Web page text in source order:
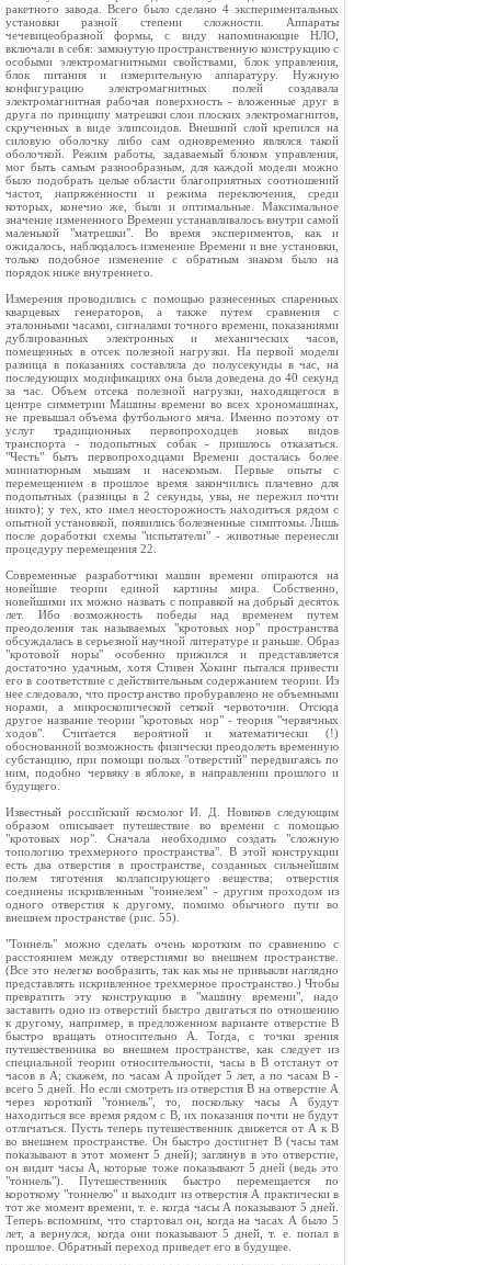
ракетного завода. Всего было сделано 4 экспериментальных
установки разной степени сложности. Аппараты
чечевицеобразной формы, с виду напоминающие НЛО,
включали в себя: замкнутую пространственную конструкцию с
особыми электромагнитными свойствами, блок управления,
блок питания и измерительную аппаратуру. Нужную
конфигурацию электромагнитных полей создавала
электромагнитная рабочая поверхность - вложенные друг в
друга по принципу матрешки слои плоских электромагнитов,
скрученных в виде элипсоидов. Внешний слой крепился на
силовую оболочку либо сам одновременно являлся такой
оболочкой. Режим работы, задаваемый блоком управления,
мог быть самым разнообразным, для каждой модели можно
было подобрать целые области благоприятных соотношений
частот, напряженности и режима переключения, среди
которых, конечно же, были и оптимальные. Максимальное
значение измененного Времени устанавливалось внутри самой
маленькой "матрешки". Во время экспериментов, как и
ожидалось, наблюдалось изменение Времени и вне установки,
только подобное изменение с обратным знаком было на
порядок ниже внутреннего.
Измерения проводились с помощью разнесенных спаренных
кварцевых генераторов, а также путем сравнения с
эталонными часами, сигналами точного времени, показаниями
дублированных электронных и механических часов,
помещенных в отсек полезной нагрузки. На первой модели
разница в показаниях составляла до полусекунды в час, на
последующих модификациях она была доведена до 40 секунд
за час. Объем отсека полезной нагрузки, находящегося в
центре симметрии Машины времени во всех хрономашинах,
не превышал объема футбольного мяча. Именно поэтому от
услуг традиционных первопроходцев новых видов
транспорта - подопытных собак - пришлось отказаться.
"Честь" быть первопроходцами Времени досталась более
миниатюрным мышам и насекомым. Первые опыты с
перемещением в прошлое время закончились плачевно для
подопытных (разницы в 2 секунды, увы, не пережил почти
никто); у тех, кто имел неосторожность находиться рядом с
опытной установкой, появились болезненные симптомы. Лишь
после доработки схемы "испытатели" - животные перенесли
процедуру перемещения 22.
Современные разработчики машин времени опираются на
новейшие теории единой картины мира. Собственно,
новейшими их можно назвать с поправкой на добрый десяток
лет. Ибо возможность победы над временем путем
преодоления так называемых "кротовых нор" пространства
обсуждалась в серьезной научной литературе и раньше. Образ
"кротовой норы" особенно прижился и представляется
достаточно удачным, хотя Стивен Хокинг пытался привести
его в соответствие с действительным содержанием теории. Из
нее следовало, что пространство пробуравлено не объемными
норами, а микроскопической сеткой червоточин. Отсюда
другое название теории "кротовых нор" - теория "червячных
ходов". Считается вероятной и математически (!)
обоснованной возможность физически преодолеть временную
субстанцию, при помощи полых "отверстий" передвигаясь по
ним, подобно червяку в яблоке, в направлении прошлого и
будущего.
Известный российский космолог И. Д. Новиков следующим
образом описывает путешествие во времени с помощью
"кротовых нор". Сначала необходимо создать "сложную
топологию трехмерного пространства". В этой конструкции
есть два отверстия в пространстве, созданных сильнейшим
полем тяготения коллапсирующего вещества; отверстия
соединены искривленным "тоннелем" - другим проходом из
одного отверстия к другому, помимо обычного пути во
внешнем пространстве (рис. 55).
"Тоннель" можно сделать очень коротким по сравнению с
расстоянием между отверстиями во внешнем пространстве.
(Все это нелегко вообразить, так как мы не привыкли наглядно
представлять искривленное трехмерное пространство.) Чтобы
превратить эту конструкцию в "машину времени", надо
заставить одно из отверстий быстро двигаться по отношению
к другому, например, в предложенном варианте отверстие В
быстро вращать относительно А. Тогда, с точки зрения
путешественника во внешнем пространстве, как следует из
специальной теории относительности, часы в В отстанут от
часов в А; скажем, по часам А пройдет 5 лет, а по часам В -
всего 5 дней. Но если смотреть из отверстия В на отверстие А
через короткий "тоннель", то, поскольку часы А будут
находиться все время рядом с В, их показания почти не будут
отличаться. Пусть теперь путешественник движется от А к В
во внешнем пространстве. Он быстро достигнет В (часы там
показывают в этот момент 5 дней); заглянув в это отверстие,
он видит часы А, которые тоже показывают 5 дней (ведь это
"тоннель"). Путешественник быстро перемещается по
короткому "тоннелю" и выходит из отверстия А практически в
тот же момент времени, т. е. когда часы А показывают 5 дней.
Теперь вспомним, что стартовал он, когда на часах А было 5
лет, а вернулся, когда они показывают 5 дней, т. е. попал в
прошлое. Обратный переход приведет его в будущее.